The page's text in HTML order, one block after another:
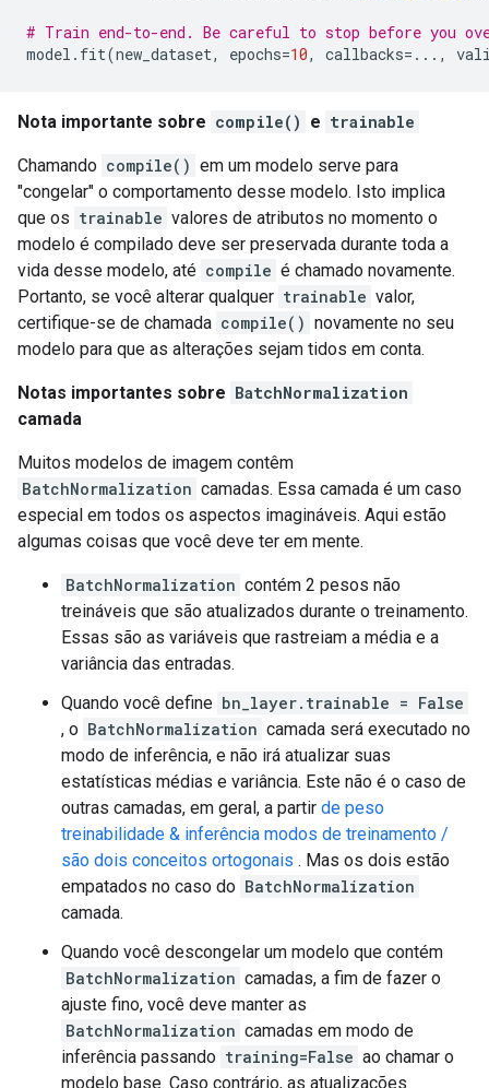
# Train end-to-end. Be careful to stop before you
model . fit(new_dataset, epochs=10, callbacks=...,
Nota importante sobre compile() e trainable
Chamando compile() em um modelo serve para
"congelar" o comportamento desse modelo. Isto implica
que os trainable valores de atributos no momento o
modelo é compilado deve ser preservada durante toda a
vida desse modelo, até compile é chamado novamente.
Portanto, se você alterar qualquer trainable valor,
certifique-se de chamada compile() novamente no seu
modelo para que as alterações sejam tidos em conta.
Notas importantes sobre BatchNormalization
camada
Muitos modelos de imagem contêm
BatchNormalization camadas. Essa camada é um caso
especial em todos os aspectos imagináveis. Aqui estão
algumas coisas que você deve ter em mente.
BatchNormalization contém 2 pesos não
treináveis que são atualizados durante o treinamento.
Essas são as variáveis ​​que rastreiam a média e a
variância das entradas.
Quando você define bn_layer.trainable = False
, o BatchNormalization camada será executado no
modo de inferência, e não irá atualizar suas
estatísticas médias e variância. Este não é o caso de
outras camadas, em geral, a partir de peso
treinabilidade & inferência modos de treinamento /
são dois conceitos ortogonais . Mas os dois estão
empatados no caso do BatchNormalization
camada.
Quando você descongelar um modelo que contém
BatchNormalization camadas, a fim de fazer o
ajuste fino, você deve manter as
BatchNormalization camadas em modo de
inferência passando training=False ao chamar o
modelo base. Caso contrário, as atualizações